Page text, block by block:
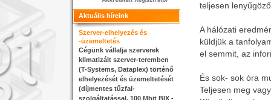
Aktuális híreink
Szerver-elhelyezés és
-üzemeltetés
Cégünk vállalja szerverek
klimatizált szerver-teremben
(T-Systems, Dataplex) történő
elhelyezését és üzemeltetését
(díjmentes tűzfal-
szolgáltatással, 100 Mbit BIX -
teljesen
A hálózati
küldjük a
el semmit, az
És sok- sok óra
Teljesen meg